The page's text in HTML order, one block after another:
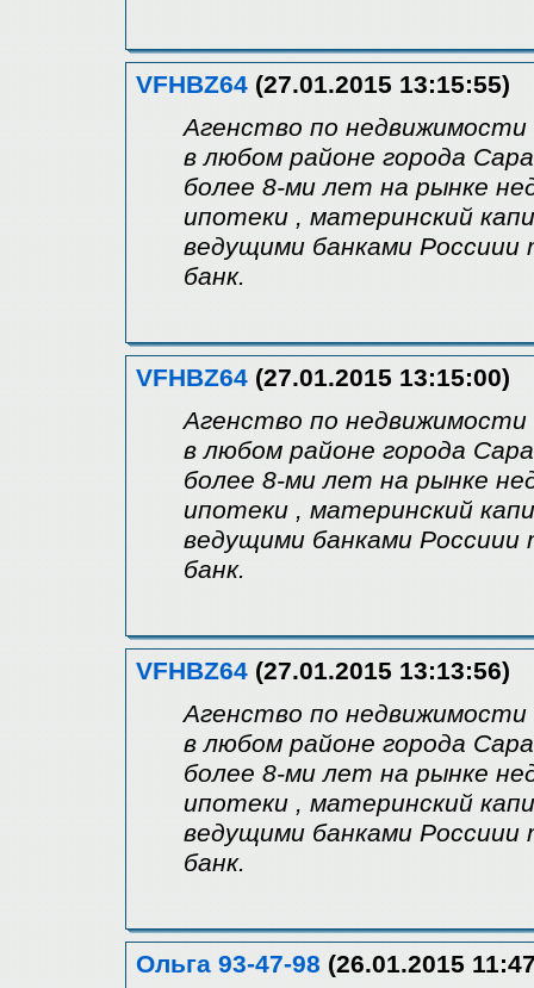
VFHBZ64 (27.01.2015 13:15:55)
Агенство по
в любом районе города
более 8-ми лет на рынке
ипотеки , материнский
ведущими банками Россиии
банк.
VFHBZ64 (27.01.2015 13:15:00)
Агенство по
в любом районе города
более 8-ми лет на рынке
ипотеки , материнский
ведущими банками Россиии
банк.
VFHBZ64 (27.01.2015 13:13:56)
Агенство по
в любом районе города
более 8-ми лет на рынке
ипотеки , материнский
ведущими банками Россиии
банк.
Ольга 93-47-98 (26.01.2015